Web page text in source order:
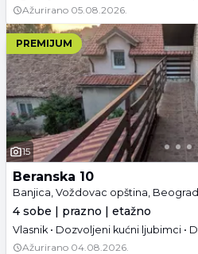
Ažurirano 05.08.2026.
PREMIJUM
15
Beranska 10
Banjica, Voždovac opština, Beograd
4 sobe | prazno | etažno
Ažurirano 04.08.2026.